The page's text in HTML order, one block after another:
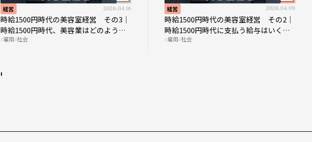
経営 2026.04.16
時給1500円時代の美容室経営 その3｜
時給1500円時代、美容業はどのような
影響を受けるのか？
雇用 社会
経営 2026.04.09
時給1500円時代の美容室経営 その2｜
時給1500円時代に支払う給与はいくら
なのか
雇用 社会